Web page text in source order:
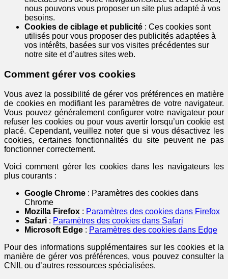
nous pouvons vous proposer un site plus adapté à vos
besoins.
Cookies de ciblage et publicité : Ces cookies sont
utilisés pour vous proposer des publicités adaptées à
vos intérêts, basées sur vos visites précédentes sur
notre site et d’autres sites web.
Comment gérer vos cookies
Vous avez la possibilité de gérer vos préférences en matière
de cookies en modifiant les paramètres de votre navigateur.
Vous pouvez généralement configurer votre navigateur pour
refuser les cookies ou pour vous avertir lorsqu’un cookie est
placé. Cependant, veuillez noter que si vous désactivez les
cookies, certaines fonctionnalités du site peuvent ne pas
fonctionner correctement.
Voici comment gérer les cookies dans les navigateurs les
plus courants :
Google Chrome : Paramètres des cookies dans
Chrome
Mozilla Firefox : Paramètres des cookies dans Firefox
Safari : Paramètres des cookies dans Safari
Microsoft Edge : Paramètres des cookies dans Edge
Pour des informations supplémentaires sur les cookies et la
manière de gérer vos préférences, vous pouvez consulter la
CNIL ou d’autres ressources spécialisées.